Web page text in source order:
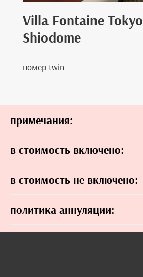
Villa Fontaine Tokyo
Shiodome
номер twin
примечания:
в стоимость включено:
в стоимость не включено:
политика аннуляции: